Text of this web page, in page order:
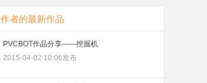
作者的最新作品
PVCBOT作品分享——挖掘机
2015-04-02 10:06发布